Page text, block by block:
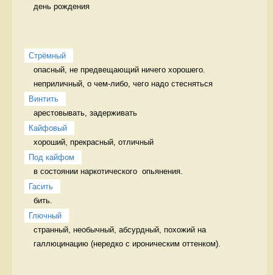
день рождения
Стрёмный
опасный, не предвещающий ничего хорошего.
неприличный, о чем-либо, чего надо стесняться
Винтить
арестовывать, задерживать
Кайфовый
хороший, прекрасный, отличный
Под кайфом
в состоянии наркотического  опьянения.
Гасить
бить.
Глючный
странный, необычный, абсурдный, похожий на
галлюцинацию (нередко с ироническим оттенком).